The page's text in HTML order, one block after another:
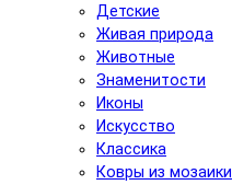
Детские
Живая природа
Животные
Знаменитости
Иконы
Искусство
Классика
Ковры из мозаики